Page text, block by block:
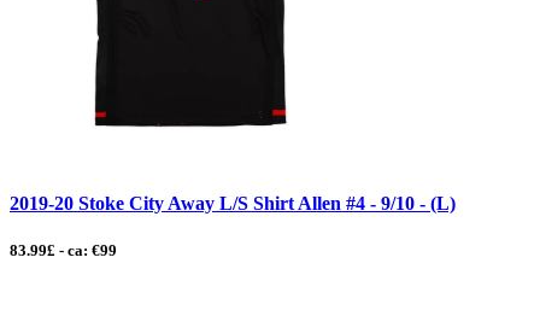
2019-20 Stoke City Away L/S Shirt Allen #4 - 9/10 - (L)
83.99£ - ca: €99